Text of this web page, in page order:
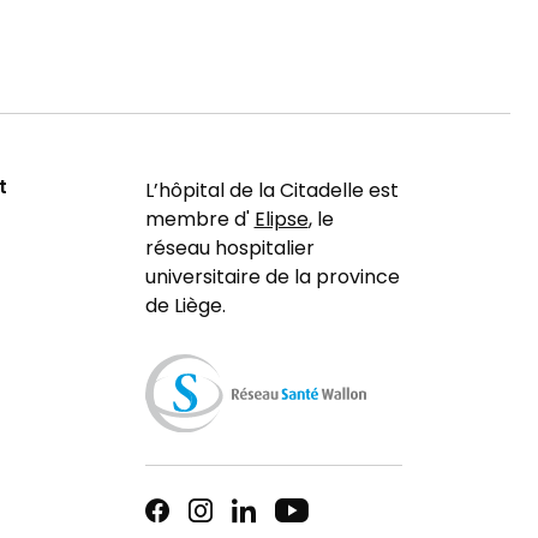
L’hôpital de la Citadelle est
membre d'Elipse, le
réseau hospitalier
universitaire de la province
de Liège.